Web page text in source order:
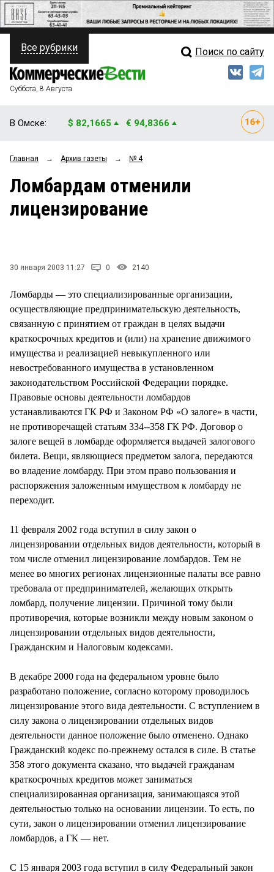
ПОЛИТИКА
ФИНАНСЫ
ОБЩЕСТВО
ЗАКОН
НОВОСТИ КОМПАНИЙ
СТИЛЬ ЖИЗНИ
Свежий выпуск
Рейтинги
Все рубрики Поиск по сайту
Суббота, 8 Августа
В Омске: $ 82,1665 € 94,8366
Главная → Архив газеты → № 4
Ломбардам отменили
лицензирование
30 января 2003 11:27 0 2140
Ломбарды — это специализированные организации,
осуществляющие предпринимательскую деятельность,
связанную с принятием от граждан в целях выдачи
краткосрочных кредитов и (или) на хранение движимого
имущества и реализацией невыкупленного или
невостребованного имущества в установленном
законодательством Российской Федерации порядке.
Правовые основы деятельности ломбардов
устанавливаются ГК РФ и Законом РФ «О залоге» в части,
не противоречащей статьям 334--358 ГК РФ. Договор о
залоге вещей в ломбарде оформляется выдачей залогового
билета. Вещи, являющиеся предметом залога, передаются
во владение ломбарду. При этом право пользования и
распоряжения заложенным имуществом к ломбарду не
переходит.
11 февраля 2002 года вступил в силу закон о
лицензировании отдельных видов деятельности, который в
том числе отменил лицензирование ломбардов. Тем не
менее во многих регионах лицензионные палаты все равно
требовала от предпринимателей, желающих открыть
ломбард, получение лицензии. Причиной тому были
противоречия, которые возникли между новым законом о
лицензировании отдельных видов деятельности,
Гражданским и Налоговым кодексами.
В декабре 2000 года на федеральном уровне было
разработано положение, согласно которому проводилось
лицензирование этого вида деятельности. С вступлением в
силу закона о лицензировании отдельных видов
деятельности данное положение было отменено. Однако
Гражданский кодекс по-прежнему остался в силе. В статье
358 этого документа сказано, что выдачей гражданам
краткосрочных кредитов может заниматься
специализированная организация, занимающаяся этой
деятельностью только на основании лицензии. То есть, по
сути, закон о лицензировании отменил лицензирование
ломбардов, а ГК — нет.
С 15 января 2003 года вступил в силу Федеральный закон